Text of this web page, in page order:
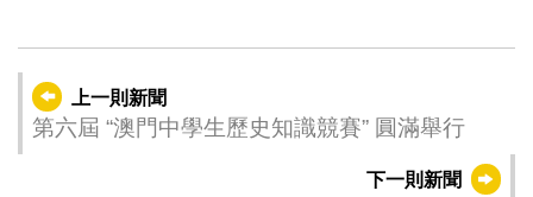
上一則新聞
第六屆 “澳門中學生歷史知識競賽” 圓滿舉行
下一則新聞